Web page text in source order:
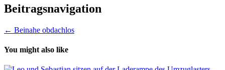
Beitragsnavigation
← Beinahe obdachlos
You might also like